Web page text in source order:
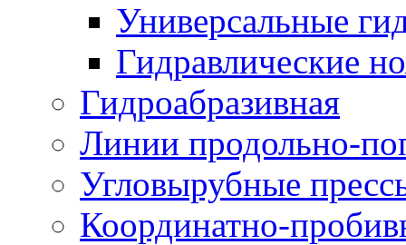
Универсальные
Гидравлические
Гидроабразивная
Линии продольно-
Угловырубные
Координатно-